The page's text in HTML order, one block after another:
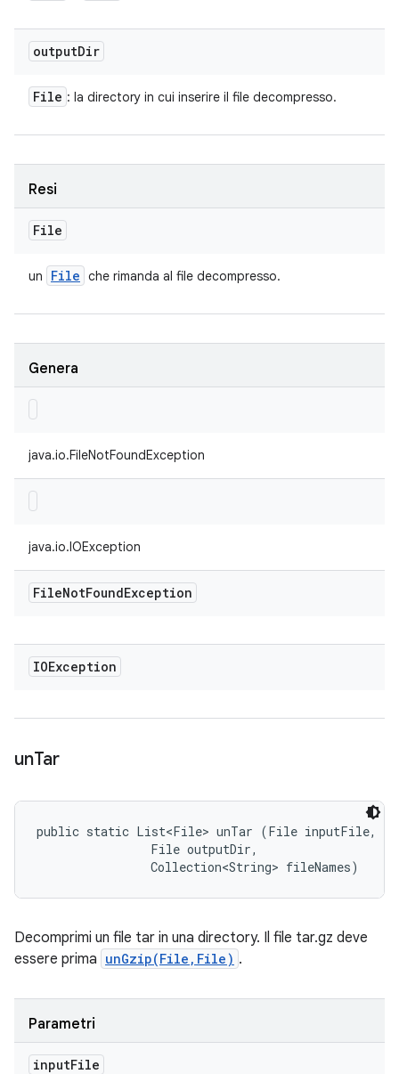
outputDir
File : la directory in cui inserire il file decompresso.
Resi
File
un File che rimanda al file decompresso.
Genera
java.io.FileNotFoundException
java.io.IOException
FileNotFoundException
IOException
unTar
public static List<File> unTar (File inputFile,
                File outputDir,
                Collection<String> fileNames)
Decomprimi un file tar in una directory. Il file tar.gz deve
essere prima unGzip(File,File) .
Parametri
inputFile